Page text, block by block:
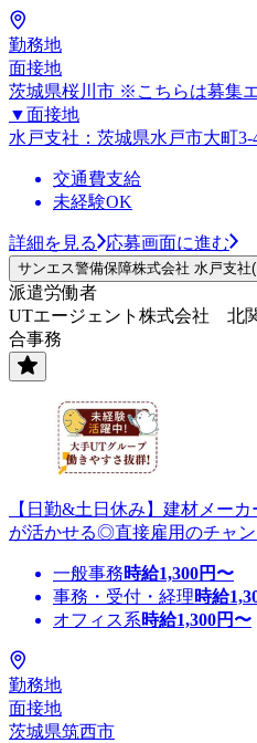
勤務地
面接地
茨城県桜川市 ※こちらは募集
▼面接地
水戸支社：茨城県水戸市大町3-
交通費支給
未経験OK
詳細を見る 応募画面に進む
サンエス警備保障株式会社 水戸支社
派遣労働者
UTエージェント株式会社 北
合事務
【日勤&土日休み】建材メー
が活かせる◎直接雇用のチャン
一般事務時給1,300円〜
事務・受付・経理時給
オフィス系時給1,300円〜
勤務地
面接地
茨城県筑西市